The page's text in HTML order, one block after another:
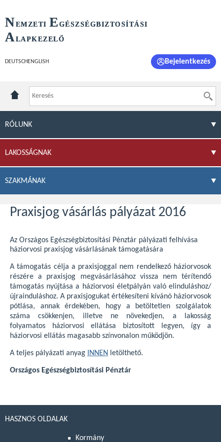
NEMZETI E GÉSZSÉGBIZTOSÍTÁSI
ALAPKEZELŐ
DEUTSCH ENGLISH Bejelentkezés
RÓLUNK
LAKOSSÁGNAK
SZAKMÁNAK
Praxisjog vásárlás pályázat 2016
Az Országos Egészségbiztosítási Pénztár pályázati felhívása
háziorvosi praxisjog vásárlásának támogatására
A támogatás célja a praxisjoggal nem rendelkező háziorvosok
részére a praxisjog megvásárlásához vissza nem térítendő
támogatás nyújtása a háziorvosi életpályán való elinduláshoz/
újrainduláshoz. A praxisjogukat értékesíteni kívánó háziorvosok
pótlása, annak érdekében, hogy a betöltetlen szolgálatok
száma csökkenjen, illetve ne növekedjen, a lakosság
folyamatos háziorvosi ellátása biztosított legyen, így a
háziorvosi ellátás magasabb színvonalon működjön.
A teljes pályázati anyag INNEN letölthető.
Országos Egészségbiztosítási Pénztár
HASZNOS OLDALAK
Kormány